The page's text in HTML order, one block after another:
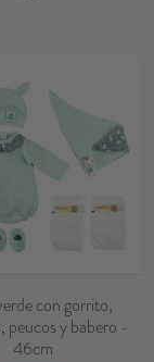
con gorrito,
y babero -
46cm